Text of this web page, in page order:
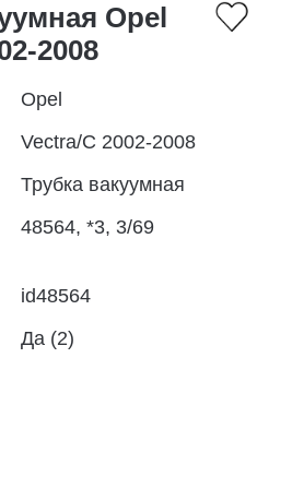
Opel
2008
Opel
Vectra/C 2002-2008
Трубка вакуумная
48564, *3, 3/69
id48564
Да (2)